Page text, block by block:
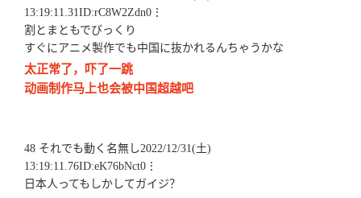
13:19:11.31ID:rC8W2Zdn0⋮
割とまともでびっくり
すぐにアニメ製作でも中国に抜かれるんちゃうかな
太正常了，吓了一跳
动画制作马上也会被中国超越吧
48 それでも動く名無し2022/12/31(土)
13:19:11.76ID:eK76bNct0⋮
日本人ってもしかしてガイジ？